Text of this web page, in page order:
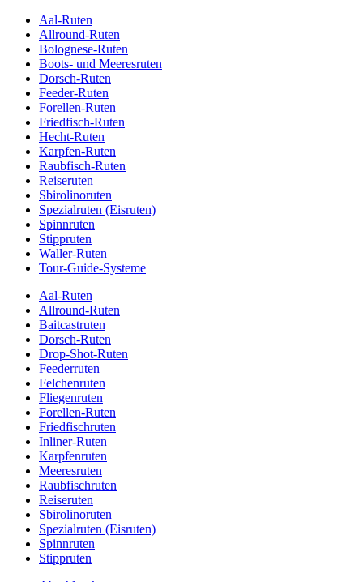
Aal-Ruten
Allround-Ruten
Bolognese-Ruten
Boots- und Meeresruten
Dorsch-Ruten
Feeder-Ruten
Forellen-Ruten
Friedfisch-Ruten
Hecht-Ruten
Karpfen-Ruten
Raubfisch-Ruten
Reiseruten
Sbirolinoruten
Spezialruten (Eisruten)
Spinnruten
Stippruten
Waller-Ruten
Tour-Guide-Systeme
Aal-Ruten
Allround-Ruten
Baitcastruten
Dorsch-Ruten
Drop-Shot-Ruten
Feederruten
Felchenruten
Fliegenruten
Forellen-Ruten
Friedfischruten
Inliner-Ruten
Karpfenruten
Meeresruten
Raubfischruten
Reiseruten
Sbirolinoruten
Spezialruten (Eisruten)
Spinnruten
Stippruten